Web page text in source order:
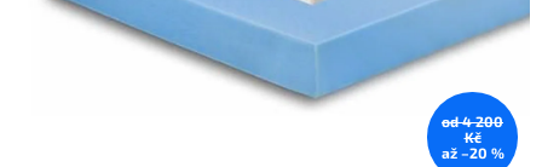
od 4 200
Kč
až –20 %